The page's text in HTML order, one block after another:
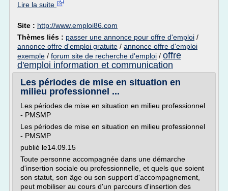
Lire la suite
Site : http://www.emploi86.com
Thèmes liés : passer une annonce pour offre d'emploi /
annonce offre d'emploi gratuite / annonce offre d'emploi
exemple / forum site de recherche d'emploi / offre
d'emploi information et communication
Les périodes de mise en situation en
milieu professionnel ...
Les périodes de mise en situation en milieu professionnel
- PMSMP
Les périodes de mise en situation en milieu professionnel
- PMSMP
publié le14.09.15
Toute personne accompagnée dans une démarche
d'insertion sociale ou professionnelle, et quels que soient
son statut, son âge ou son support d'accompagnement,
peut mobiliser au cours d'un parcours d'insertion des